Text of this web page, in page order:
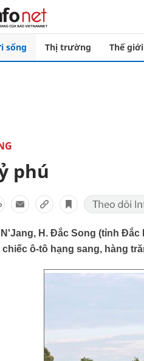
sống Thị trường Thế giới
phú
N'Jang, H. Đắc Song (tỉnh
chiếc ô-tô hạng sang, hàng